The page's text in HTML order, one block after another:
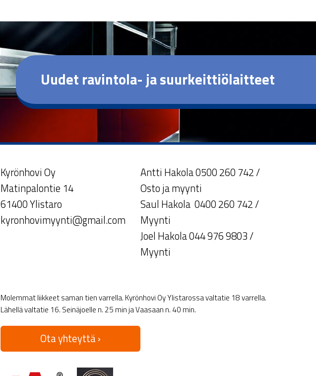
Uudet ravintola- ja suurkeittiölaitteet
Kyrönhovi Oy
Matinpalontie 14
61400 Ylistaro
kyronhovimyynti@gmail.com
Antti Hakola 0500 260 742 /
Osto ja myynti
Saul Hakola 0400 260 742 /
Myynti
Joel Hakola 044 976 9803 /
Myynti
Molemmat liikkeet saman tien varrella. Kyrönhovi Oy Ylistarossa valtatie 18 varrella.
Lähellä valtatie 16. Seinäjoelle n. 25 min ja Vaasaan n. 40 min.
Ota yhteyttä ›